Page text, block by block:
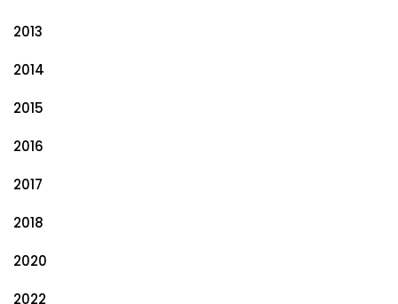
2013
2014
2015
2016
2017
2018
2020
2022